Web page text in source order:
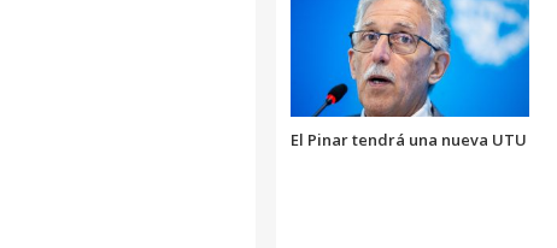
El Pinar tendrá una nueva UTU